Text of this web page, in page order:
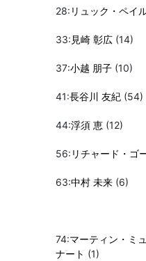
28: リュック・ペイ
33: 見崎 彰広 (14)
37:小越 朋子 (10)
41:長谷川 友紀 (54)
44:浮須 恵 (12)
56: リチャード・ゴ
63:中村 未来 (6)
74:マーティン・ミ
ナート (1)